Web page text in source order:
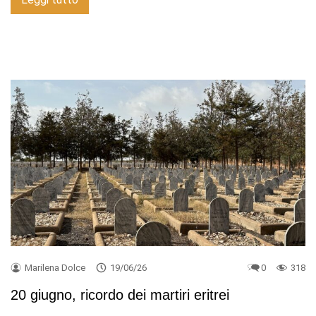
Marilena Dolce 19/06/26 0 318
20 giugno, ricordo dei martiri eritrei